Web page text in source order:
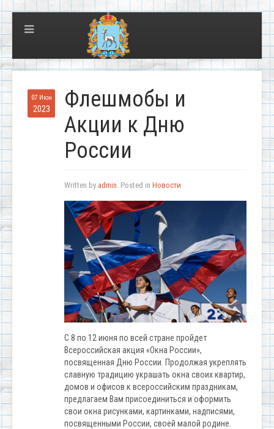
07 Июн
2023
Флешмобы и
Акции к Дню
России
Written by admin. Posted in Новости
С 8 по 12 июня по всей стране пройдет
Всероссийская акция «Окна России»,
посвященная Дню России. Продолжая укреплять
славную традицию украшать окна своих квартир,
домов и офисов к всероссийским праздникам,
предлагаем Вам присоединиться и оформить
свои окна рисунками, картинками, надписями,
посвященными России, своей малой родине.